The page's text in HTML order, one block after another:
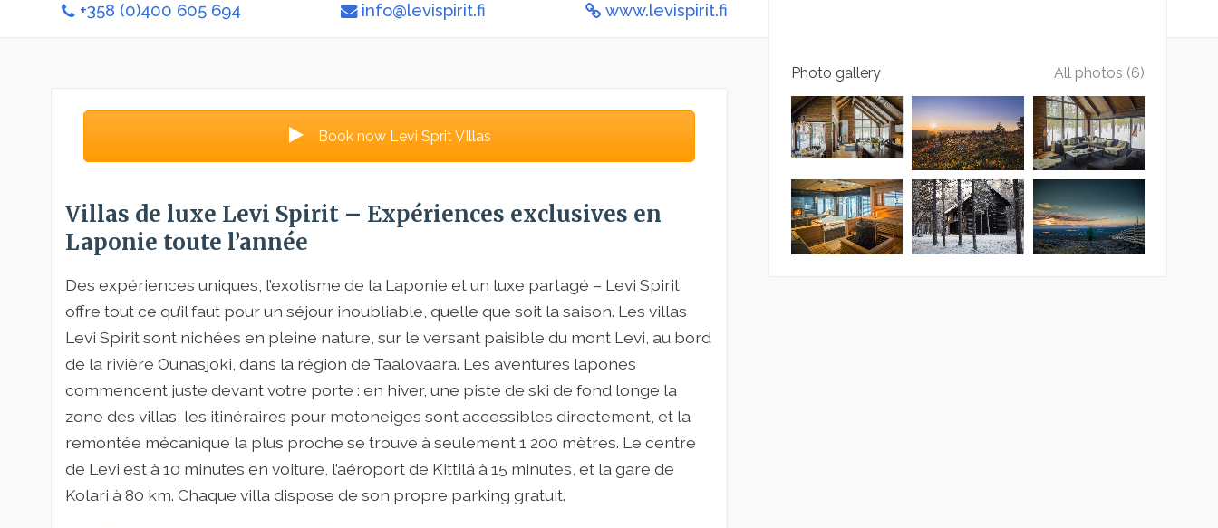
+358 (0)400 605 694 info@levispirit.fi www.levispirit.fi
Book now Levi Sprit VIllas
Villas de luxe Levi Spirit – Expériences exclusives en
Laponie toute l’année
Des expériences uniques, l’exotisme de la Laponie et un luxe partagé – Levi Spirit
offre tout ce qu’il faut pour un séjour inoubliable, quelle que soit la saison. Les villas
Levi Spirit sont nichées en pleine nature, sur le versant paisible du mont Levi, au bord
de la rivière Ounasjoki, dans la région de Taalovaara. Les aventures lapones
commencent juste devant votre porte : en hiver, une piste de ski de fond longe la
zone des villas, les itinéraires pour motoneiges sont accessibles directement, et la
remontée mécanique la plus proche se trouve à seulement 1 200 mètres. Le centre
de Levi est à 10 minutes en voiture, l’aéroport de Kittilä à 15 minutes, et la gare de
Kolari à 80 km. Chaque villa dispose de son propre parking gratuit.
Photo gallery All photos (6)